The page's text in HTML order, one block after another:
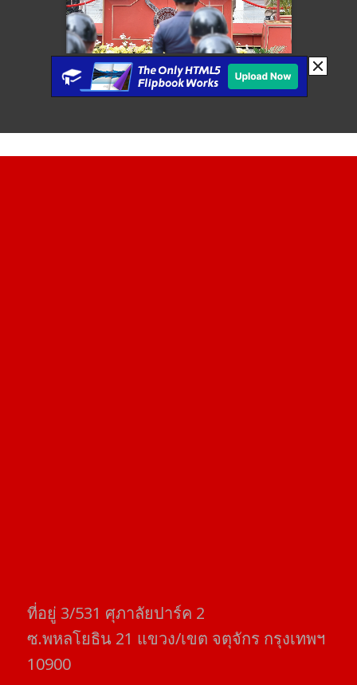
ที่อยู่​ 3/531​ ศุภาลัยปาร์ค​ 2
ซ.พหลโยธิน​ 21​ แขวง/เขต​ จตุจักร​ กรุงเทพฯ
10900